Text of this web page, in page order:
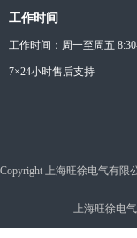
工作时间
工作时间：周一至周五
7×24小时售后支持
Copyright 上海旺徐电气有限
上海旺徐电